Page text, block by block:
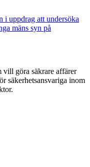
i uppdrag att undersöka
mäns syn på
vill göra säkrare affärer
säkerhets­ansvariga inom